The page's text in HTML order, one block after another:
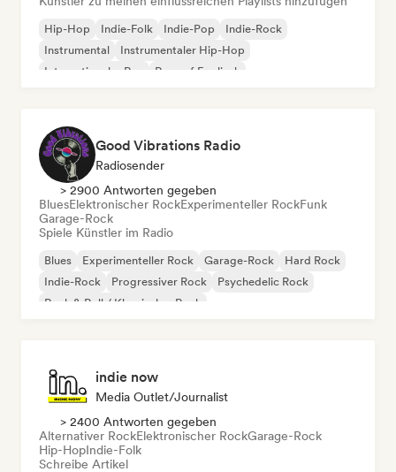
Hip-Hop Indie-Folk Indie-Pop
Indie-Rock
Instrumental
Instrumentaler Hip-Hop
Internationaler Rap
Rap auf Englisch
Good Vibrations Radio
Radiosender
> 2900 Antworten gegeben
BluesElektronischer RockExperimenteller RockFunk
Garage-Rock
Spiele Künstler im Radio
Blues Experimenteller Rock Garage-Rock
Hard Rock
Indie-Rock
Progressiver Rock
Psychedelic Rock
Rock & Roll / Klassischer Rock
indie now
Media Outlet/Journalist
> 2400 Antworten gegeben
Alternativer RockElektronischer RockGarage-Rock
Hip-HopIndie-Folk
Schreibe Artikel